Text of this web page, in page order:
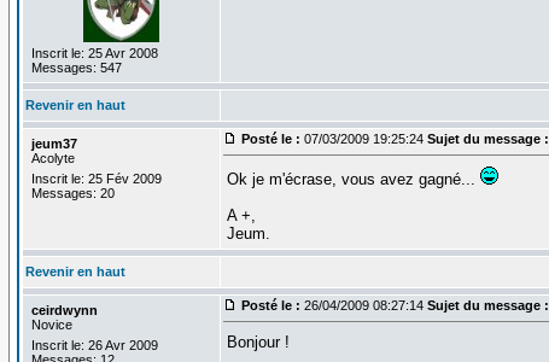
Inscrit le: 25 Avr 2008
Messages: 547
Revenir en haut
jeum37
Acolyte
Inscrit le: 25 Fév 2009
Messages: 20
Posté le : 07/03/2009 19:25:24 Sujet du message :
Ok je m'écrase, vous avez gagné...
A +,
Jeum.
Revenir en haut
ceirdwynn
Novice
Inscrit le: 26 Avr 2009
Posté le : 26/04/2009 08:27:14 Sujet du message :
Bonjour !